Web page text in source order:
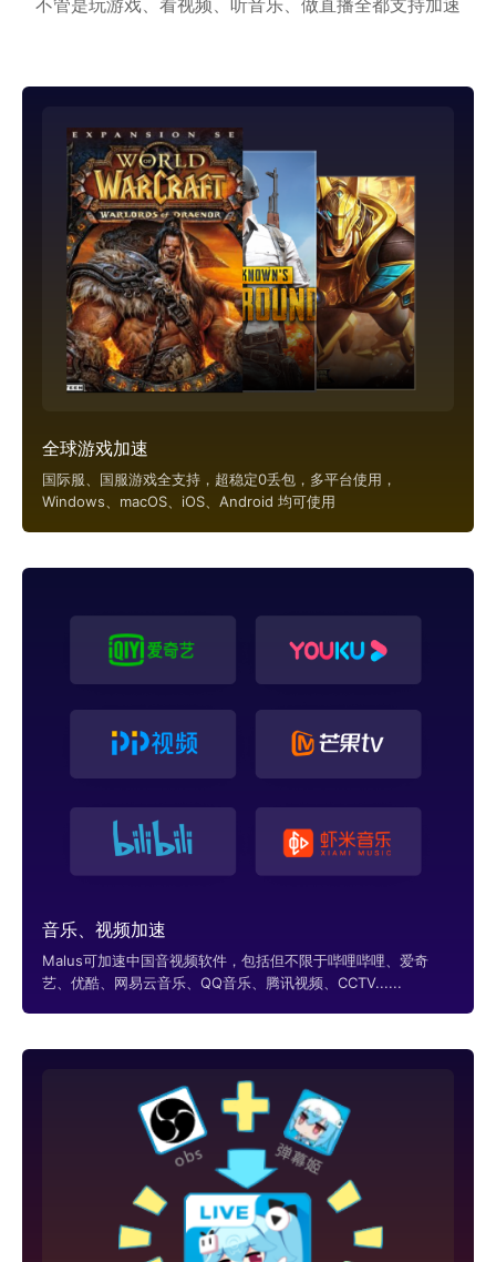
不管是玩游戏、看视频、听音乐、做直播全都支持加速
全球游戏加速
国际服、国服游戏全支持，超稳定0丢包，多平台使用，
Windows、macOS、iOS、Android 均可使用
音乐、视频加速
Malus可加速中国音视频软件，包括但不限于哔哩哔哩、爱奇
艺、优酷、网易云音乐、QQ音乐、腾讯视频、CCTV......